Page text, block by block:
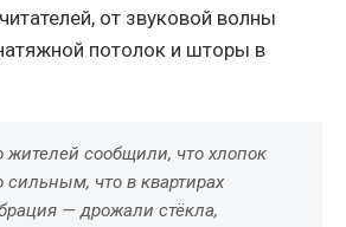
от звуковой волны
потолок и шторы в
жителей сообщили, что хлопок
сильным, что в квартирах
— дрожали стёкла,